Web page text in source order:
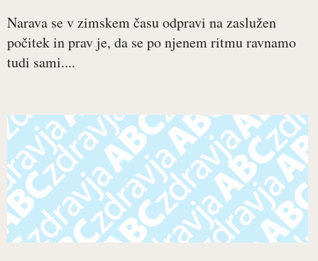
Narava se v zimskem času odpravi na zaslužen
počitek in prav je, da se po njenem ritmu ravnamo
tudi sami....